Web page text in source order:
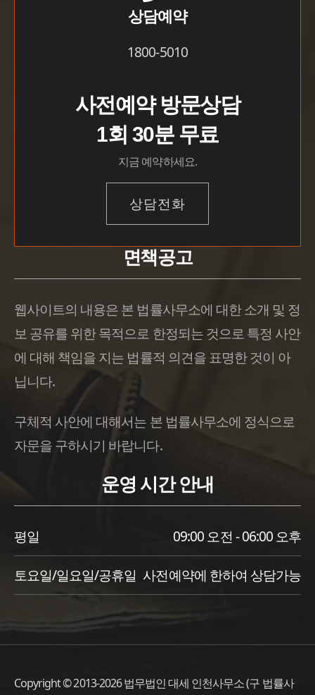
면책공고
웹사이트의 내용은 본 법률사무소에 대한 소개 및 정
보 공유를 위한 목적으로 한정되는 것으로 특정 사안
에 대해 책임을 지는 법률적 의견을 표명한 것이 아
닙니다.
구체적 사안에 대해서는 본 법률사무소에 정식으로
자문을 구하시기 바랍니다.
운영 시간 안내
평일 09:00 오전 - 06:00 오후
토요일/일요일/공휴일 사전예약에 한하여 상담가능
상담예약
1800-5010
사전예약 방문상담
1회 30분 무료
지금 예약하세요.
상담전화
Copyright © 2013-2026 법무법인 대세 인천사무소 (구 법률사